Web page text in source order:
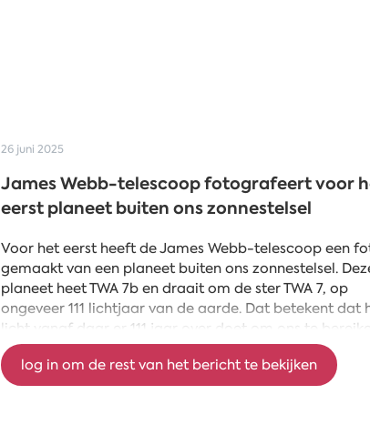
26 juni 2025
James Webb-telescoop fotografeert voor
eerst planeet buiten ons zonnestelsel
Voor het eerst heeft de James Webb-telescoop een
gemaakt van een planeet buiten ons zonnestelsel.
planeet heet TWA 7b en draait om de ster TWA 7, op
ongeveer 111 lichtjaar van de aarde. Dat betekent dat
licht vanaf daar er 111 jaar over doet om ons te
Ter vergelijking: licht kan in één seconde meer dan
keer rond de aarde. TWA 7b is een exoplaneet: een
planeet die om een andere ster dan onze zon draait. Hij
log in om de rest van het bericht te bekijken